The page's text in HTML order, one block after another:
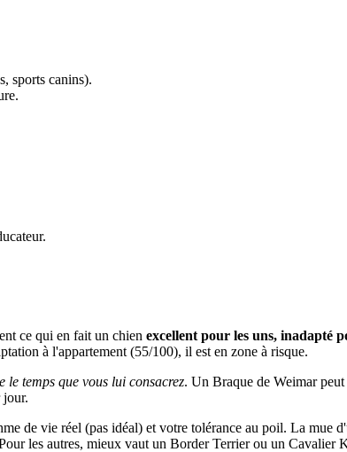
sports canins).
ce qui en fait un chien excellent pour les uns, inadapté
à l'appartement (55/100), il est en zone à risque.
temps que vous lui consacrez. Un Braque de Weimar
jour.
de vie réel (pas idéal) et votre tolérance au poil. La mue
les autres, mieux vaut un Border Terrier ou un Cavalier